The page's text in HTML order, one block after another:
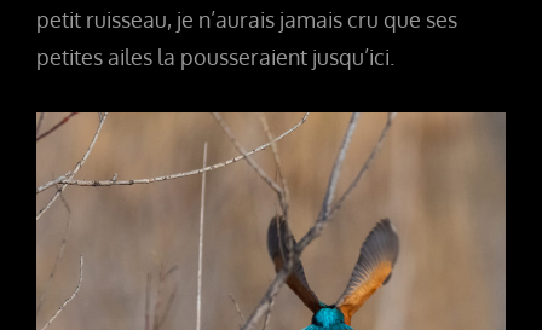
petit ruisseau, je n’aurais jamais cru que ses
petites ailes la pousseraient jusqu’ici.